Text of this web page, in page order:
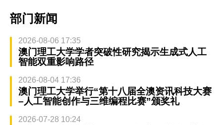
部门新闻
2026-08-06 17:35
澳门理工大学学者突破性研究揭示生成式人工
智能双重影响路径
2026-08-04 17:36
澳门理工大学举行“第十八届全澳资讯科技大赛
–人工智能创作与三维编程比赛”颁奖礼
2026-07-28 10:24